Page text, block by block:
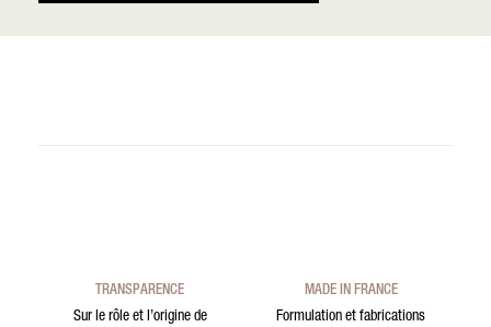
TRANSPARENCE
Sur le rôle et l’origine de
MADE IN FRANCE
Formulation et fabrications